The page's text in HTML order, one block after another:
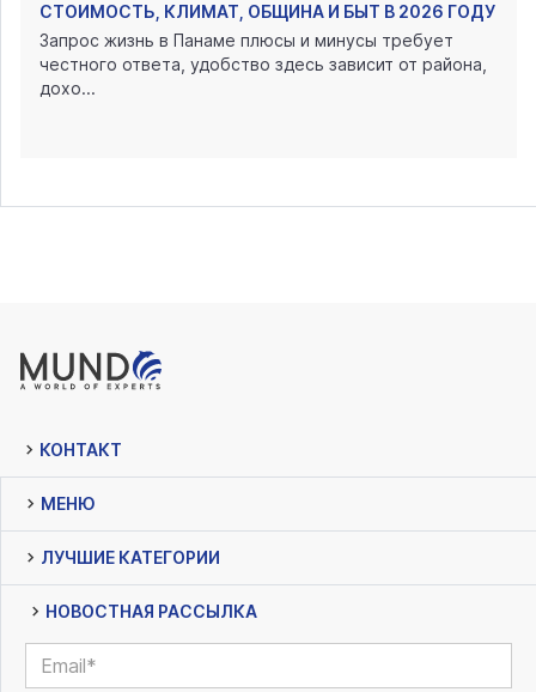
СТОИМОСТЬ, КЛИМАТ, ОБЩИНА И БЫТ В 2026 ГОДУ
Запрос жизнь в Панаме плюсы и минусы требует
честного ответа, удобство здесь зависит от района,
дохо...
КОНТАКТ
МЕНЮ
ЛУЧШИЕ КАТЕГОРИИ
НОВОСТНАЯ РАССЫЛКА